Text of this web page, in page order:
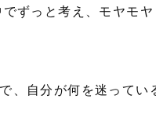
ずっと考え、モヤモ
、自分が何を迷ってい